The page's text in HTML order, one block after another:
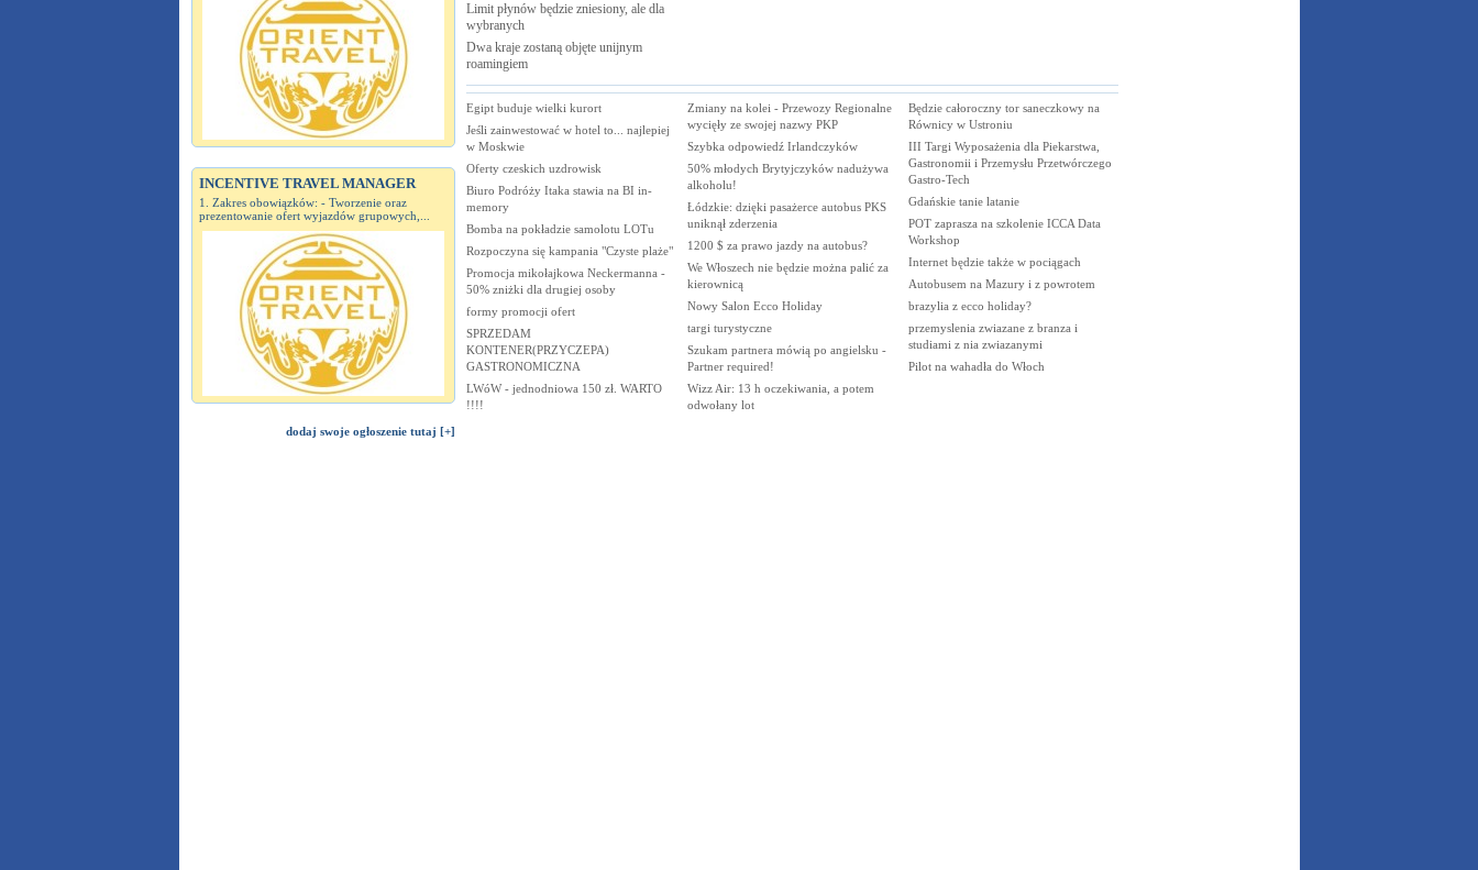
INCENTIVE TRAVEL MANAGER
1. Zakres obowiązków: - Tworzenie oraz
prezentowanie ofert wyjazdów grupowych,...
dodaj swoje ogłoszenie tutaj [+]
Limit płynów będzie zniesiony, ale dla
wybranych
Dwa kraje zostaną objęte unijnym
roamingiem
Egipt buduje wielki kurort
Jeśli zainwestować w hotel to... najlepiej
w Moskwie
Oferty czeskich uzdrowisk
Biuro Podróży Itaka stawia na BI in-
memory
Bomba na pokładzie samolotu LOTu
Rozpoczyna się kampania "Czyste plaże"
Promocja mikołajkowa Neckermanna -
50% zniżki dla drugiej osoby
formy promocji ofert
SPRZEDAM
KONTENER(PRZYCZEPA)
GASTRONOMICZNA
LWóW - jednodniowa 150 zł. WARTO
!!!!
Zmiany na kolei - Przewozy Regionalne
wycięły ze swojej nazwy PKP
Szybka odpowiedź Irlandczyków
50% młodych Brytyjczyków nadużywa
alkoholu!
Łódzkie: dzięki pasażerce autobus PKS
uniknął zderzenia
1200 $ za prawo jazdy na autobus?
We Włoszech nie będzie można palić za
kierownicą
Nowy Salon Ecco Holiday
targi turystyczne
Szukam partnera mówią po angielsku -
Partner required!
Wizz Air: 13 h oczekiwania, a potem
odwołany lot
Będzie całoroczny tor saneczkowy na
Równicy w Ustroniu
III Targi Wyposażenia dla Piekarstwa,
Gastronomii i Przemysłu Przetwórczego
Gastro-Tech
Gdańskie tanie latanie
POT zaprasza na szkolenie ICCA Data
Workshop
Internet będzie także w pociągach
Autobusem na Mazury i z powrotem
brazylia z ecco holiday?
przemyslenia zwiazane z branza i
studiami z nia zwiazanymi
Pilot na wahadła do Włoch